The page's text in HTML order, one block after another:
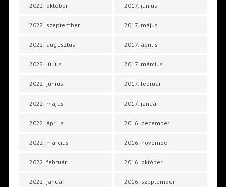
2022. október
2022. szeptember
2022. augusztus
2022. július
2022. június
2022. május
2022. április
2022. március
2022. február
2022. január
2017. június
2017. május
2017. április
2017. március
2017. február
2017. január
2016. december
2016. november
2016. október
2016. szeptember